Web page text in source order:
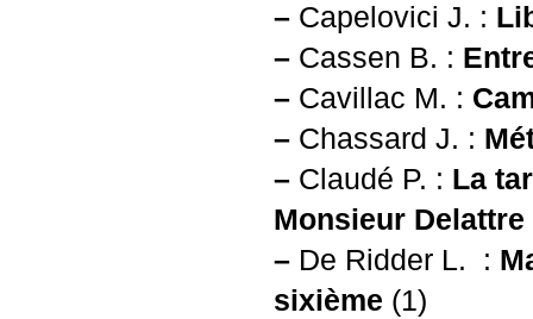
– Capelovici J. :
– Cassen B. :
– Cavillac M. :
– Chassard J. :
– Claudé P. : La
Monsieur Delattre
– De Ridder L. :
sixième (1)